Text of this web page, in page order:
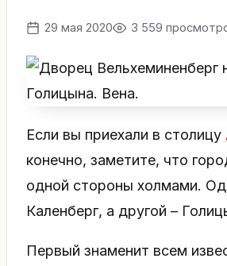
29 мая 2020 3 559
Если вы приехали в столицу
конечно, заметите, что
одной стороны холмами.
Каленберг, а другой –
Первый знаменит всем